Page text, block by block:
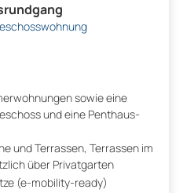
sowie eine
und eine Penthaus-
und Terrassen, Terrassen im
über Privatgarten
(e-mobility-ready)